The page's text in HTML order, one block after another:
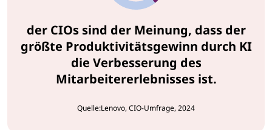
der CIOs sind der Meinung, dass der
größte Produktivitätsgewinn durch KI
die Verbesserung des
Mitarbeitererlebnisses ist.
Quelle:Lenovo, CIO-Umfrage, 2024